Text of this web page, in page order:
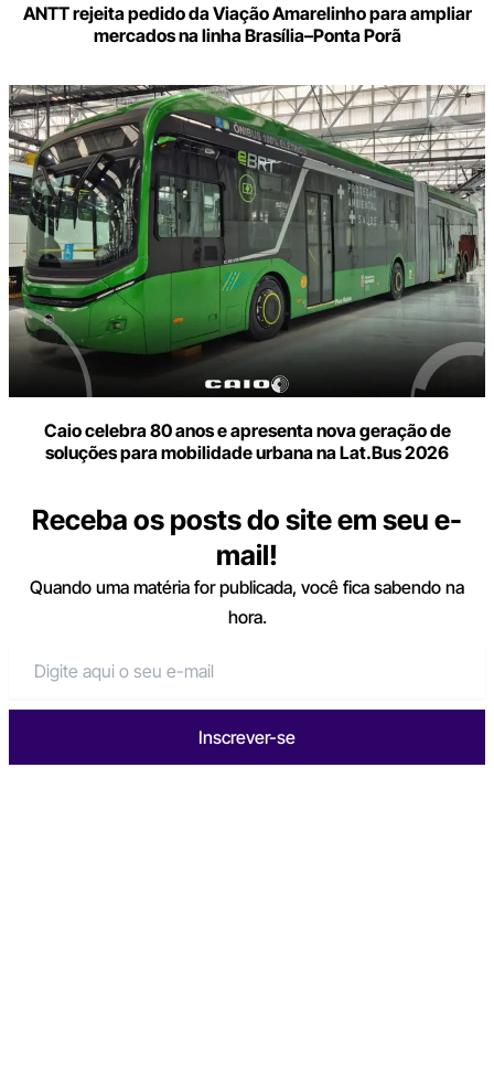
ANTT rejeita pedido da Viação Amarelinho para ampliar
mercados na linha Brasília–Ponta Porã
Caio celebra 80 anos e apresenta nova geração de
soluções para mobilidade urbana na Lat.Bus 2026
Receba os posts do site em seu e-
mail!
Quando uma matéria for publicada, você fica sabendo na
hora.
Inscrever-se